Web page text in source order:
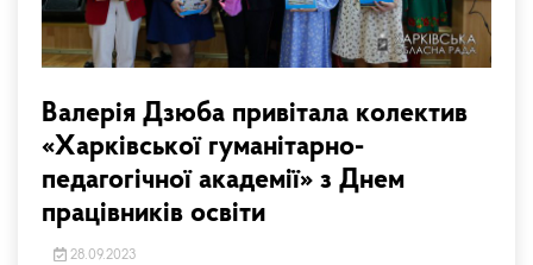
Валерія Дзюба привітала колектив
«Харківської гуманітарно-
педагогічної академії» з Днем
працівників освіти
28.09.2023